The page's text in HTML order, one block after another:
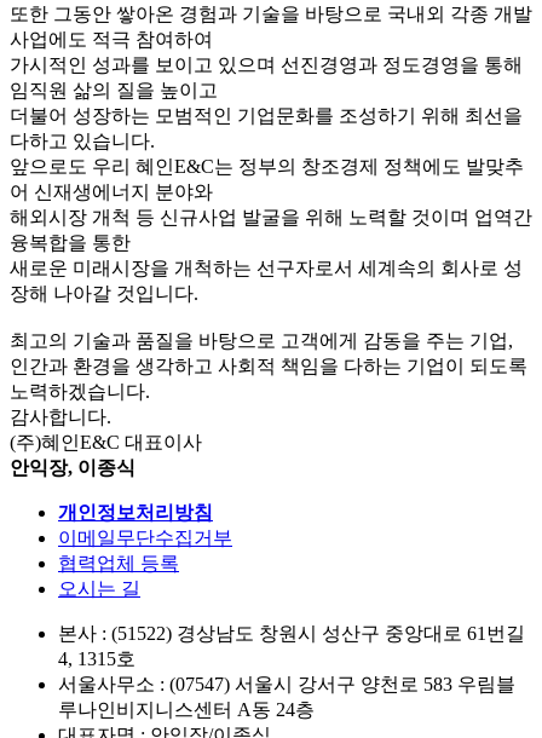
또한 그동안 쌓아온 경험과 기술을 바탕으로 국내외 각종 개발
사업에도 적극 참여하여
가시적인 성과를 보이고 있으며 선진경영과 정도경영을 통해
임직원 삶의 질을 높이고
더불어 성장하는 모범적인 기업문화를 조성하기 위해 최선을
다하고 있습니다.
앞으로도 우리 혜인E&C는 정부의 창조경제 정책에도 발맞추
어 신재생에너지 분야와
해외시장 개척 등 신규사업 발굴을 위해 노력할 것이며 업역간
융복합을 통한
새로운 미래시장을 개척하는 선구자로서 세계속의 회사로 성
장해 나아갈 것입니다.
최고의 기술과 품질을 바탕으로 고객에게 감동을 주는 기업,
인간과 환경을 생각하고 사회적 책임을 다하는 기업이 되도록
노력하겠습니다.
감사합니다.
(주)혜인E&C 대표이사
안익장, 이종식
개인정보처리방침
이메일무단수집거부
협력업체 등록
오시는 길
본사 : (51522) 경상남도 창원시 성산구 중앙대로 61번길
4, 1315호
서울사무소 : (07547) 서울시 강서구 양천로 583 우림블
루나인비지니스센터 A동 24층